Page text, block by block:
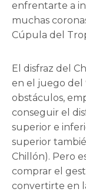
enfrentarte a
muchas
Cúpula del
El disfraz del
en el juego del
obstáculos,
conseguir el
superior e
superior
Chillón). Pero
comprar el
convertirte en